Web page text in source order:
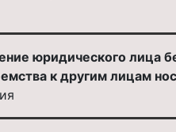
юридического лица
к другим лицам